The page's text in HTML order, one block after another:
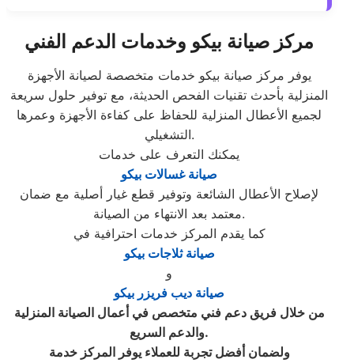
مركز صيانة بيكو وخدمات الدعم الفني
يوفر مركز صيانة بيكو خدمات متخصصة لصيانة الأجهزة
المنزلية بأحدث تقنيات الفحص الحديثة، مع توفير حلول سريعة
لجميع الأعطال المنزلية للحفاظ على كفاءة الأجهزة وعمرها
التشغيلي.
يمكنك التعرف على خدمات
صيانة غسالات بيكو
لإصلاح الأعطال الشائعة وتوفير قطع غيار أصلية مع ضمان
معتمد بعد الانتهاء من الصيانة.
كما يقدم المركز خدمات احترافية في
صيانة ثلاجات بيكو
و
صيانة ديب فريزر بيكو
من خلال فريق دعم فني متخصص في أعمال الصيانة المنزلية
والدعم السريع.
ولضمان أفضل تجربة للعملاء يوفر المركز خدمة